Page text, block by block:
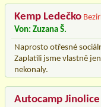
Kemp Ledečko
Von: Zuzana Š.
Naprosto otřesné
Zaplatili jsme vlastně
nekonaly.
Autocamp Jinolice